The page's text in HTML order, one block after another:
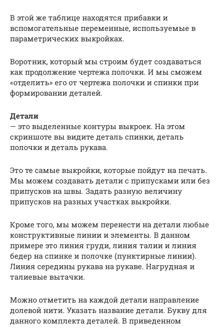
В этой же таблице находятся прибавки и
вспомогательные переменные, используемые в
параметрических выкройках.
Воротник, который мы строим будет создаваться
как продолжение чертежа полочки. И мы сможем
«отделить» его от чертежа полочки и спинки при
формировании деталей.
Детали
— это выделенные контуры выкроек. На этом
скриншоте вы видите деталь спинки, деталь
полочки и деталь рукава.
Это те самые выкройки, которые пойдут на печать.
Мы можем создавать детали с припусками или без
припусков на швы. Задать разную величину
припусков на разных участках выкройки.
Кроме того, мы можем перенести на детали любые
конструктивные линии и элементы. В данном
примере это линия груди, линия талии и линия
бедер на спинке и полочке (пунктирные линии).
Линия середины рукава на рукаве. Нагрудная и
талиевые вытачки.
Можно отметить на каждой детали направление
долевой нити. Указать название детали. Букву для
данного комплекта деталей. В приведенном